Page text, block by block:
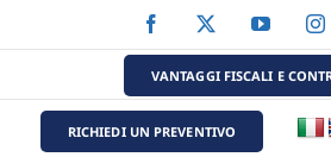
al
Facebook YouTube
VANTAGGI FISCALI E
RICHIEDI UN PREVENTIVO